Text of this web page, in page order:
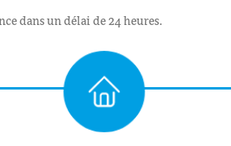
dans un délai de 24 heures.